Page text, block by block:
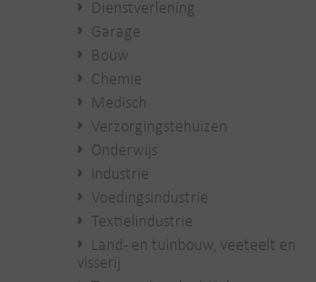
Dienstverlening
Garage
Bouw
Chemie
Medisch
Verzorgingstehuizen
Onderwijs
Industrie
Voedingsindustrie
Textielindustrie
Land- en tuinbouw, veeteelt en
visserij